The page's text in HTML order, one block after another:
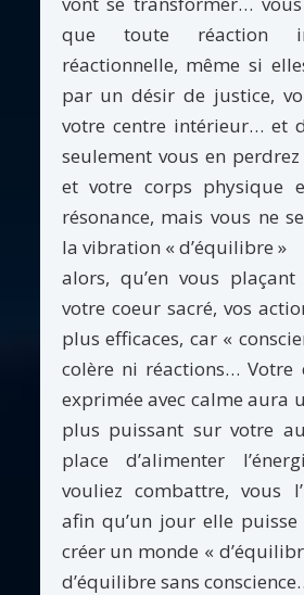
que toute réaction
réactionnelle, même si
par un désir de justice,
votre centre intérieur… et
seulement vous en
et votre corps physique
résonance, mais vous ne
la vibration « d’équilibre »
alors, qu’en vous
votre coeur sacré, vos
plus efficaces, car «
colère ni réactions… Votre
exprimée avec calme aura
plus puissant sur votre
place d’alimenter
vouliez combattre, vous
afin qu’un jour elle
créer un monde «
d’équilibre sans